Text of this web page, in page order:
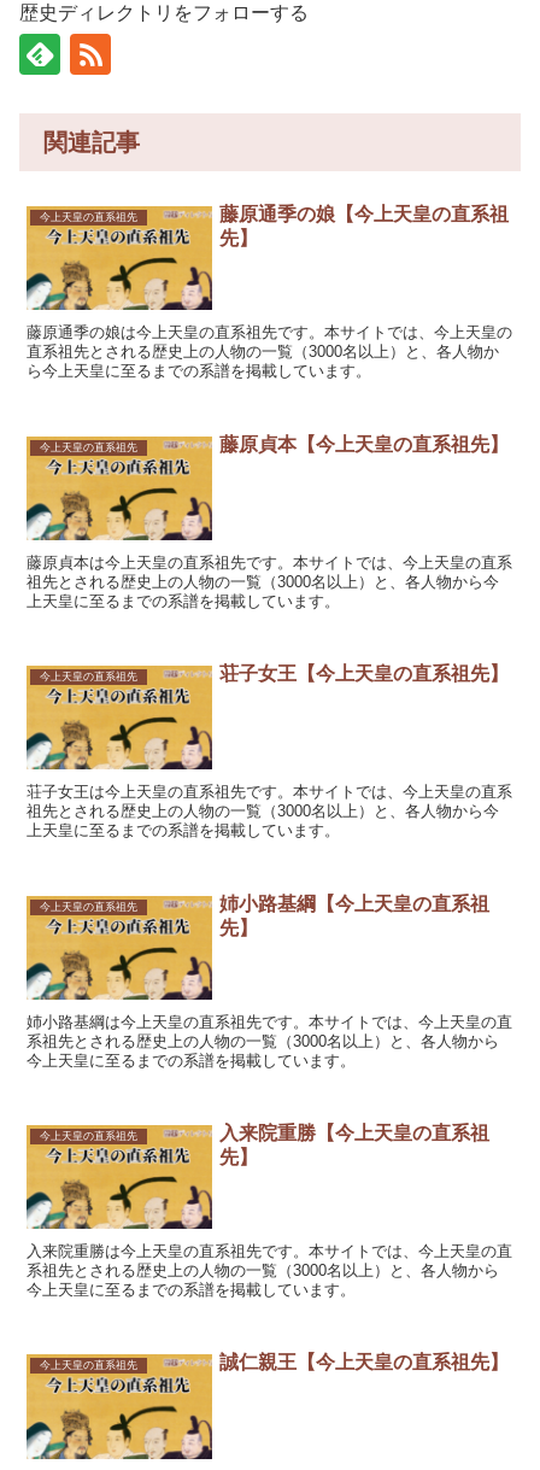
歴史ディレクトリをフォローする
関連記事
今上天皇の直系祖先
藤原通季の娘【今上天皇の直系祖
先】
藤原通季の娘は今上天皇の直系祖先です。本サイトでは、今上天皇の
直系祖先とされる歴史上の人物の一覧（3000名以上）と、各人物か
ら今上天皇に至るまでの系譜を掲載しています。
今上天皇の直系祖先 藤原貞本【今上天皇の直系祖先】
藤原貞本は今上天皇の直系祖先です。本サイトでは、今上天皇の直系
祖先とされる歴史上の人物の一覧（3000名以上）と、各人物から今
上天皇に至るまでの系譜を掲載しています。
今上天皇の直系祖先 荘子女王【今上天皇の直系祖先】
荘子女王は今上天皇の直系祖先です。本サイトでは、今上天皇の直系
祖先とされる歴史上の人物の一覧（3000名以上）と、各人物から今
上天皇に至るまでの系譜を掲載しています。
今上天皇の直系祖先
姉小路基綱【今上天皇の直系祖
先】
姉小路基綱は今上天皇の直系祖先です。本サイトでは、今上天皇の直
系祖先とされる歴史上の人物の一覧（3000名以上）と、各人物から
今上天皇に至るまでの系譜を掲載しています。
今上天皇の直系祖先
入来院重勝【今上天皇の直系祖
先】
入来院重勝は今上天皇の直系祖先です。本サイトでは、今上天皇の直
系祖先とされる歴史上の人物の一覧（3000名以上）と、各人物から
今上天皇に至るまでの系譜を掲載しています。
今上天皇の直系祖先 誠仁親王【今上天皇の直系祖先】